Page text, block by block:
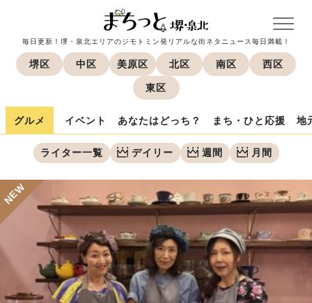
毎日更新！堺・泉北エリアのジモトミン発リアルな街ネタニュース毎日満載！
堺区 中区 美原区 北区 南区 西区
東区
グルメ イベント あなたはどっち？ まち・ひと応援 地
ライター一覧 デイリー 週間 月間